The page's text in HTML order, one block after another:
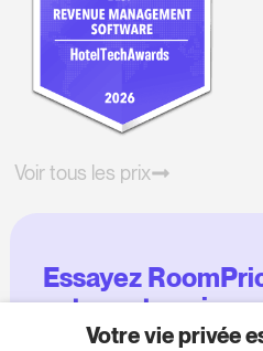
Voir tous les prix
Essayez
votre entreprise
Votre vie privée